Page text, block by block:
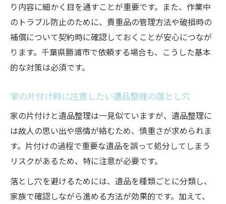
り内容に細かく目を通すことが重要です。また、作業中
のトラブル防止のために、貴重品の管理方法や破損時の
補償について契約時に確認しておくことが安心につなが
ります。千葉県勝浦市で依頼する場合も、こうした基本
的な対策は必須です。
家の片付け時に注意したい遺品整理の落とし穴
家の片付けと遺品整理は一見似ていますが、遺品整理に
は故人の思い出や感情が絡むため、慎重さが求められま
す。片付けの過程で重要な遺品を誤って処分してしまう
リスクがあるため、特に注意が必要です。
落とし穴を避けるためには、遺品を種類ごとに分類し、
家族で確認しながら進める方法が効果的です。加えて、